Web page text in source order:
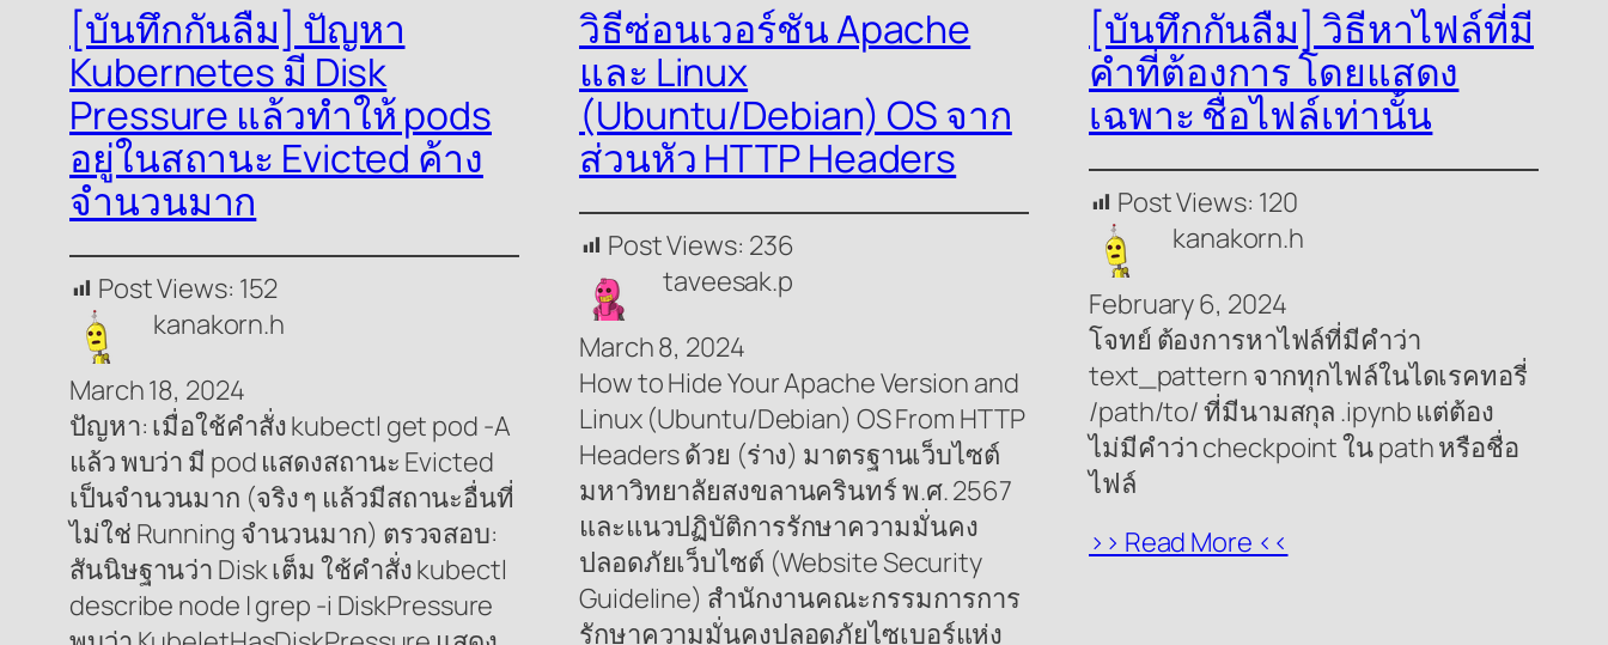
[บันทึกกันลืม] ปัญหา
Kubernetes มี Disk
Pressure แล้วทำให้ pods
อยู่ในสถานะ Evicted ค้าง
จำนวนมาก
Post Views: 152
kanakorn.h
March 18, 2024
ปัญหา: เมื่อใช้คำสั่ง kubectl get pod -A
แล้ว พบว่า มี pod แสดงสถานะ Evicted
เป็นจำนวนมาก (จริง ๆ แล้วมีสถานะอื่นที่
ไม่ใช่ Running จำนวนมาก) ตรวจสอบ:
สันนิษฐานว่า Disk เต็ม ใช้คำสั่ง kubectl
describe node | grep -i DiskPressure
วิธีซ่อนเวอร์ชัน Apache
และ Linux
(Ubuntu/Debian) OS จาก
ส่วนหัว HTTP Headers
Post Views: 236
taveesak.p
March 8, 2024
How to Hide Your Apache Version and
Linux (Ubuntu/Debian) OS From HTTP
Headers ด้วย (ร่าง) มาตรฐานเว็บไซต์
มหาวิทยาลัยสงขลานครินทร์ พ.ศ. 2567
และแนวปฏิบัติการรักษาความมั่นคง
ปลอดภัยเว็บไซต์ (Website Security
Guideline) สำนักงานคณะกรรมการการ
รักษาความมั่นคงปลอดภัยไซเบอร์แห่ง
[บันทึกกันลืม] วิธีหาไฟล์ที่มี
คำที่ต้องการ โดยแสดง
เฉพาะ ชื่อไฟล์เท่านั้น
Post Views: 120
kanakorn.h
February 6, 2024
โจทย์ ต้องการหาไฟล์ที่มีคำว่า
text_pattern จากทุกไฟล์ในไดเรคทอรี่
/path/to/ ที่มีนามสกุล .ipynb แต่ต้อง
ไม่มีคำว่า checkpoint ใน path หรือชื่อ
ไฟล์
>> Read More <<